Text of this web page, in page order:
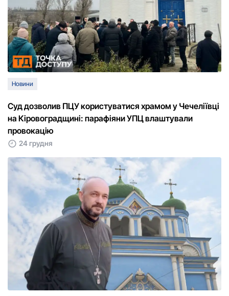
Новини
Суд дозволив ПЦУ користуватися храмом у Чечеліївці
на Кіровоградщині: парафіяни УПЦ влаштували
провокацію
24 грудня